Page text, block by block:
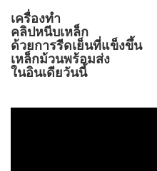
เครื่องทำ
คลิปหนีบเหล็ก
ด้วยการรีดเย็นที่แข็งขึ้น
เหล็กม้วนพร้อมส่ง
ในอินเดียวันนี้